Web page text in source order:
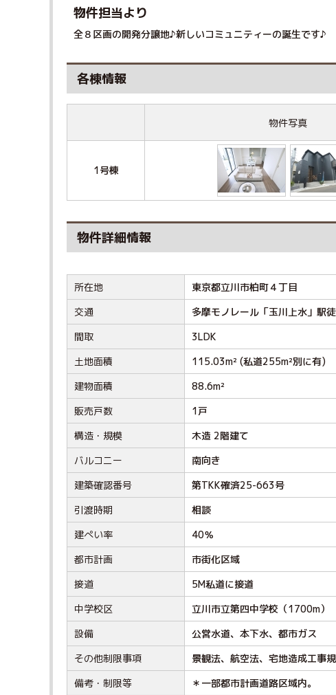
物件担当より
全８区画の開発分譲地♪新しいコミュニティーの誕生です♪
各棟情報
物件写真
1号棟
物件詳細情報
所在地
東京都立川市柏町４丁目
交通
多摩モノレール「玉川上水」駅
間取
3LDK
土地面積
115.03m² (私道255m²別に有)
建物面積
88.6m²
販売戸数
1戸
構造・規模
木造 2階建て
バルコニー
南向き
建築確認番号
第TKK確済25-663号
引渡時期
相談
建ぺい率
40％
都市計画
市街化区域
接道
5M私道に接道
中学校区
立川市立第四中学校（1700m）
設備
公営水道、本下水、都市ガス
その他制限事項
景観法、航空法、宅地造成工事
備考・制限等
＊一部都市計画道路区域内。